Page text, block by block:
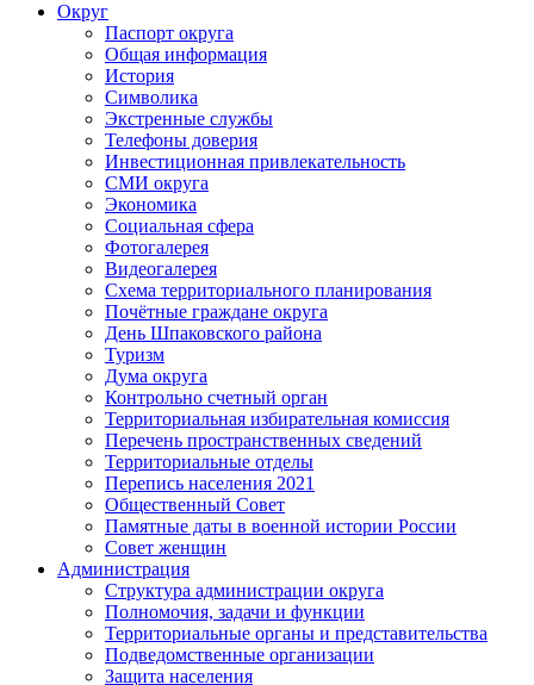
Округ
Паспорт округа
Общая информация
История
Символика
Экстренные службы
Телефоны доверия
Инвестиционная привлекательность
СМИ округа
Экономика
Социальная сфера
Фотогалерея
Видеогалерея
Схема территориального планирования
Почётные граждане округа
День Шпаковского района
Туризм
Дума округа
Контрольно счетный орган
Территориальная избирательная комиссия
Перечень пространственных сведений
Территориальные отделы
Перепись населения 2021
Общественный Совет
Памятные даты в военной истории России
Совет женщин
Администрация
Структура администрации округа
Полномочия, задачи и функции
Территориальные органы и представительства
Подведомственные организации
Защита населения